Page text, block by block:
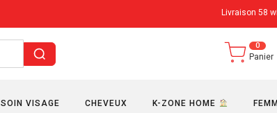
Livraison 58
0
Panier
SOIN VISAGE CHEVEUX K-ZONE HOME